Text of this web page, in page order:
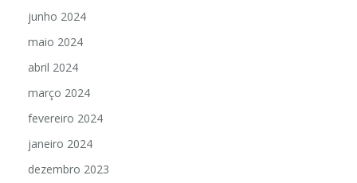
junho 2024
maio 2024
abril 2024
março 2024
fevereiro 2024
janeiro 2024
dezembro 2023